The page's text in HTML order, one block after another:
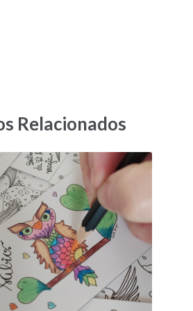
Relacionados